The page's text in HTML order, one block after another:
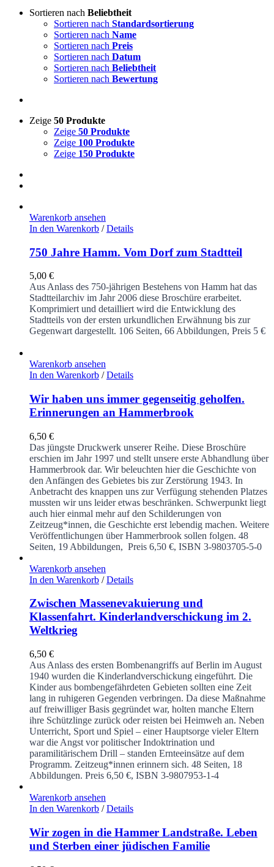
Sortieren nach Beliebtheit
Sortieren nach Standardsortierung
Sortieren nach Name
Sortieren nach Preis
Sortieren nach Datum
Sortieren nach Beliebtheit
Sortieren nach Bewertung
Zeige 50 Produkte
Zeige 50 Produkte
Zeige 100 Produkte
Zeige 150 Produkte
Warenkorb ansehen
In den Warenkorb / Details
750 Jahre Hamm. Vom Dorf zum Stadtteil
5,00 €
Aus Anlass des 750-jährigen Bestehens von Hamm hat das
Stadtteilarchiv im Jahr 2006 diese Broschüre erarbeitet.
Komprimiert und detailliert wird die Entwicklung des
Stadtteils von der ersten urkundlichen Erwähnung bis zur
Gegenwart dargestellt. 106 Seiten, 66 Abbildungen, Preis 5 €
Warenkorb ansehen
In den Warenkorb / Details
Wir haben uns immer gegenseitig geholfen.
Erinnerungen an Hammerbrook
6,50 €
Das jüngste Druckwerk unserer Reihe. Diese Broschüre
erschien im Jahr 1997 und stellt unsere erste Abhandlung über
Hammerbrook dar. Wir beleuchten hier die Geschichte von
den Anfängen des Gebietes bis zur Zerstörung 1943. In
Anbetracht des knappen uns zur Verfügung stehenden Platzes
mussten wir uns leider etwas beschränken. Schwerpunkt liegt
auch hier einmal mehr auf den Schilderungen von
Zeitzeug*innen, die Geschichte erst lebendig machen. Weitere
Veröffentlichungen über Hammerbrook sollen folgen. 48
Seiten, 19 Abbildungen, Preis 6,50 €, ISBN 3-9803705-5-0
Warenkorb ansehen
In den Warenkorb / Details
Zwischen Massenevakuierung und
Klassenfahrt. Kinderlandverschickung im 2.
Weltkrieg
6,50 €
Aus Anlass des ersten Bombenangriffs auf Berlin im August
1940 wurden die Kinderlandverschickung eingeführt. Die
Kinder aus bombengefährdeten Gebieten sollten eine Zeit
lang in ruhigeren Gegenden verbringen. Da diese Maßnahme
auf freiwilliger Basis gegründet war, holten manche Eltern
ihre Schützlinge zurück oder reisten bei Heimweh an. Neben
Unterricht, Sport und Spiel – einer Hauptsorge vieler Eltern
war die Angst vor politischer Indoktrination und
paramilitärischem Drill – standen Ernteeinsätze auf dem
Programm. Zeitzeug*innen erinnern sich. 48 Seiten, 18
Abbildungen. Preis 6,50 €, ISBN 3-9807953-1-4
Warenkorb ansehen
In den Warenkorb / Details
Wir zogen in die Hammer Landstraße. Leben
und Sterben einer jüdischen Familie